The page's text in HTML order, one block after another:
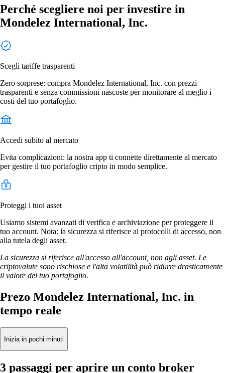
Perché scegliere noi per investire in
Mondelez International, Inc.
Scegli tariffe trasparenti
Zero sorprese: compra Mondelez International, Inc. con prezzi
trasparenti e senza commissioni nascoste per monitorare al meglio i
costi del tuo portafoglio.
Accedi subito al mercato
Evita complicazioni: la nostra app ti connette direttamente al mercato
per gestire il tuo portafoglio cripto in modo semplice.
Proteggi i tuoi asset
Usiamo sistemi avanzati di verifica e archiviazione per proteggere il
tuo account. Nota: la sicurezza si riferisce ai protocolli di accesso, non
alla tutela degli asset.
La sicurezza si riferisce all'accesso all'account, non agli asset. Le
criptovalute sono rischiose e l'alta volatilità può ridurre drasticamente
il valore del tuo portafoglio.
Prezo Mondelez International, Inc. in
tempo reale
Inizia in pochi minuti
3 passaggi per aprire un conto broker